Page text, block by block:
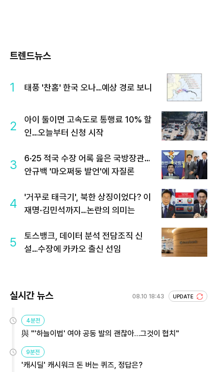
트렌드뉴스
1 태풍 '찬홈' 한국 오나…예상 경로 보니
2
아이 둘이면 고속도로 통행료 10% 할
인…오늘부터 신청 시작
3
6·25 적국 수장 어록 읊은 국방장관…
안규백 '마오쩌둥 발언'에 자질론
4
'거꾸로 태극기', 북한 상징이었다? 이
재명·김민석까지…논란의 의미는
5
토스뱅크, 데이터 분석 전담조직 신
설…수장에 카카오 출신 선임
실시간 뉴스 08.10 18:43 UPDATE
4분전
與 "'하늘이법' 여야 공동 발의 괜찮아…그것이 협치"
9분전
'캐시딜' 캐시워크 돈 버는 퀴즈, 정답은?